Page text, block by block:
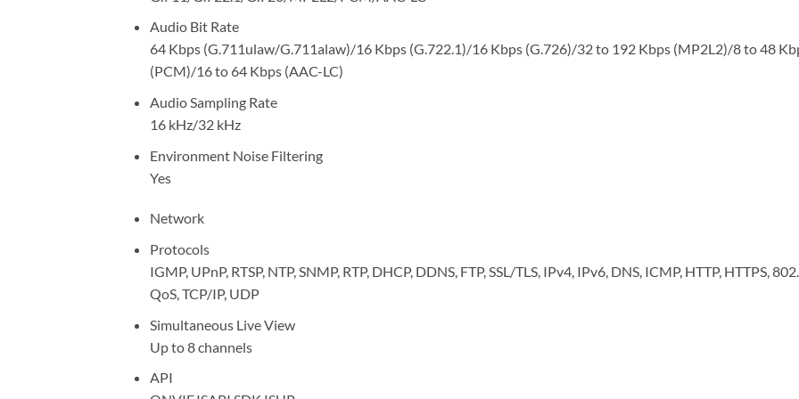
Audio Bit Rate
64 Kbps (G.711ulaw/G.711alaw)/16 Kbps (G.722.1)/16 Kbps (G.726)/32 to 192 Kbps (MP2L2)/8 to 48
(PCM)/16 to 64 Kbps (AAC-LC)
Audio Sampling Rate
16 kHz/32 kHz
Environment Noise Filtering
Yes
Network
Protocols
IGMP, UPnP, RTSP, NTP, SNMP, RTP, DHCP, DDNS, FTP, SSL/TLS, IPv4, IPv6, DNS, ICMP, HTTP, HTTPS,
QoS, TCP/IP, UDP
Simultaneous Live View
Up to 8 channels
API